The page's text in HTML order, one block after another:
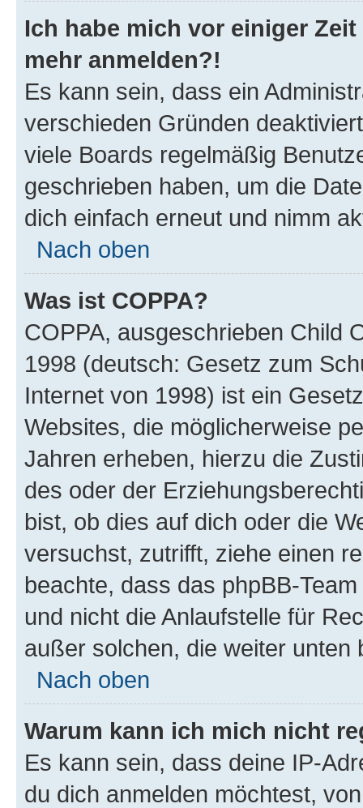
Ich habe mich vor einiger
mehr anmelden?!
Es kann sein, dass ein
verschieden Gründen
viele Boards regelmäßig
geschrieben haben, um die
dich einfach erneut und nimm
Nach oben
Was ist COPPA?
COPPA, ausgeschrieben Child
1998 (deutsch: Gesetz zum
Internet von 1998) ist ein
Websites, die möglicherweise
Jahren erheben, hierzu die
des oder der
bist, ob dies auf dich oder die
versuchst, zutrifft, ziehe einen
beachte, dass das phpBB-
und nicht die Anlaufstelle für
außer solchen, die weiter unten
Nach oben
Warum kann ich mich nicht
Es kann sein, dass deine IP-
du dich anmelden möchtest,